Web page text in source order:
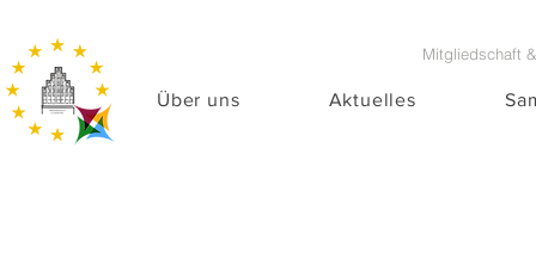
Über uns Aktuelles
Mitgliedschaft